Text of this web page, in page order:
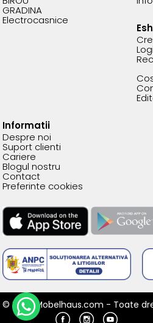
GRADINA
Electrocasnice
Informatii
Despre noi
Suport clienti
Cariere
Blogul nostru
Contact
Preferinte cookies
© 2026 Mobelhaus.com - Toate